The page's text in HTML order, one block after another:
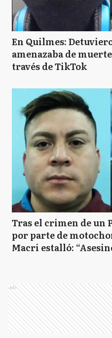
En Quilmes:
amenazaba de
través de TikTok
Tras el crimen de un
por parte de
Macri estalló:
Ads